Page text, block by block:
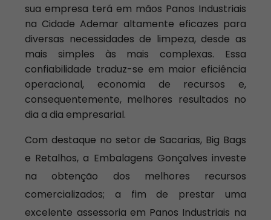
sua empresa terá em mãos Panos Industriais
na Cidade Ademar altamente eficazes para
diversas necessidades de limpeza, desde as
mais simples às mais complexas. Essa
confiabilidade traduz-se em maior eficiência
operacional, economia de recursos e,
consequentemente, melhores resultados no
dia a dia empresarial.
Com destaque no setor de Sacarias, Big Bags
e Retalhos, a Embalagens Gonçalves investe
na obtenção dos melhores recursos
comercializados; a fim de prestar uma
excelente assessoria em Panos Industriais na